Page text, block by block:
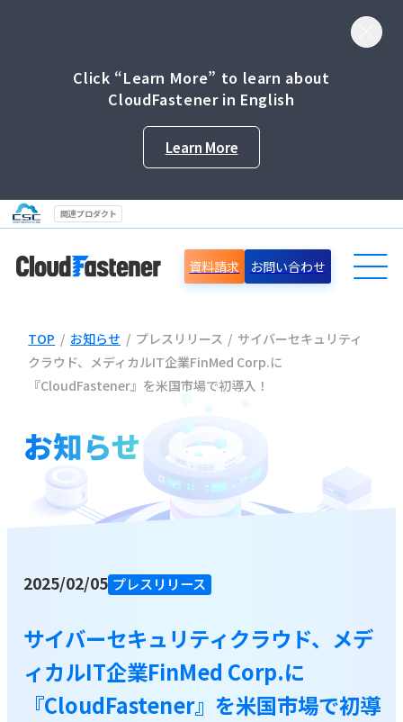
Click “Learn More” to learn about
CloudFastener in English
Learn More
関連プロダクト
導入事例
セミナー情報
お役立ち資料
資料請求 お問い合わせ
TOP / お知らせ / プレスリリース / サイバーセキュリティ
クラウド、メディカルIT企業FinMed Corp.に
『CloudFastener』を米国市場で初導入！
お知らせ
2025/02/05 プレスリリース
サイバーセキュリティクラウド、メデ
ィカルIT企業FinMed Corp.に
『CloudFastener』を米国市場で初導